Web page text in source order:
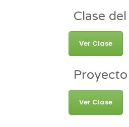
Clase
Ver Clase
Ver Clase